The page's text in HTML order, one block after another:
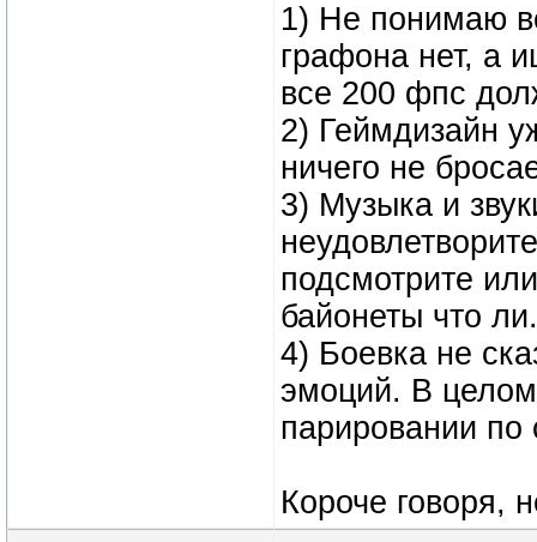
1) Не понимаю
графона нет, а
все 200 фпс
2) Геймдизайн
ничего не
3) Музыка и
подсмотрите
байонеты что
4) Боевка не
эмоций. В
парировании по
Короче говоря,